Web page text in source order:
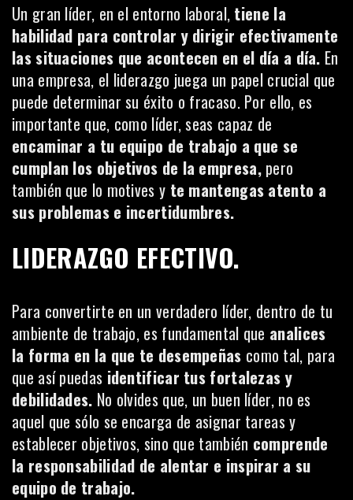
Un gran líder, en el entorno laboral, tiene la
habilidad para controlar y dirigir efectivamente
las situaciones que acontecen en el día a día. En
una empresa, el liderazgo juega un papel crucial que
puede determinar su éxito o fracaso. Por ello, es
importante que, como líder, seas capaz de
encaminar a tu equipo de trabajo a que se
cumplan los objetivos de la empresa,pero
también que lo motives y te mantengas atento a
sus problemas e incertidumbres.
LIDERAZGO EFECTIVO.
Para convertirte en un verdadero líder, dentro de tu
ambiente de trabajo, es fundamental que analices
la forma en la que te desempeñas como tal, para
que así puedas identificar tus fortalezas y
debilidades. No olvides que, un buen líder, no es
aquel que sólo se encarga de asignar tareas y
establecer objetivos, sino que también comprende
la responsabilidad de alentar e inspirar a su
equipo de trabajo.